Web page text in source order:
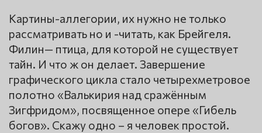
Картины-аллегории, их нужно не только
рассматривать но и -читать, как Брейгеля.
Филин— птица, для которой не существует
тайн. И что ж он делает. Завершение
графического цикла стало четырехметровое
полотно «Валькирия над сражённым
Зигфридом», посвященное опере «Гибель
богов». Скажу одно – я человек простой.